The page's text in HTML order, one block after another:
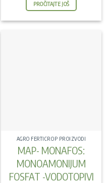
PROČITAJTE JOŠ
AGRO FERTICROP PROIZVODI
MAP- MONAFOS:
MONOAMONIJUM
FOSFAT -VODOTOPIVI